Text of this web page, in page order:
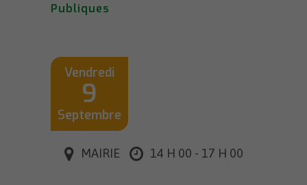
Publiques
Vendredi
9
Septembre
MAIRIE 14 H 00 - 17 H 00